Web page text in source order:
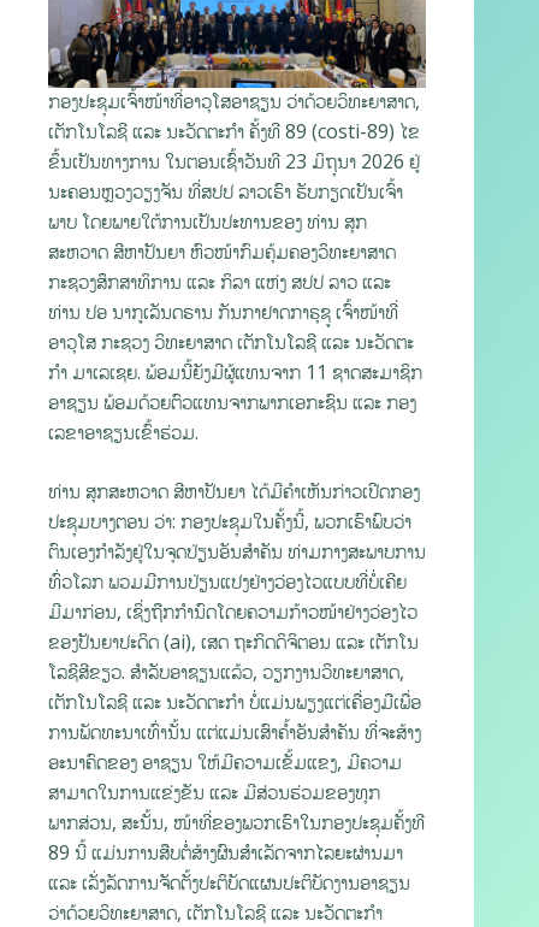
ກອງປະຊຸມເຈົ້າໜ້າທີ່ອາວຸໂສອາຊຽນ ວ່າດ້ວຍວິທະຍາສາດ,
ເຕັກໂນໂລຊີ ແລະ ນະວັດຕະກຳ ຄັ້ງທີ 89 (costi-89) ໄຂ
ຂຶ້ນເປັນທາງການ ໃນຕອນເຊົ້າວັນທີ 23 ມິຖຸນາ 2026 ຢູ່
ນະຄອນຫຼວງວຽງຈັນ ທີ່ສປປ ລາວເຮົາ ຮັບກຽດເປັນເຈົ້າ
ພາບ ໂດຍພາຍໃຕ້ການເປັນປະທານຂອງ ທ່ານ ສຸກ
ສະຫວາດ ສີຫາປັນຍາ ຫົວໜ້າກົມຄຸ້ມຄອງວິທະຍາສາດ
ກະຊວງສຶກສາທິການ ແລະ ກິລາ ແຫ່ງ ສປປ ລາວ ແລະ
ທ່ານ ປອ ນາກູເລັນດຣານ ກັນກາຢາດກາຣຸຊູ ເຈົ້າໜ້າທີ່
ອາວຸໂສ ກະຊວງ ວິທະຍາສາດ ເຕັກໂນໂລຊີ ແລະ ນະວັດຕະ
ກຳ ມາເລເຊຍ. ພ້ອມນີ້ຍັງມີຜູ້ແທນຈາກ 11 ຊາດສະມາຊິກ
ອາຊຽນ ພ້ອມດ້ວຍຕົວແທນຈາກພາກເອກະຊົນ ແລະ ກອງ
ເລຂາອາຊຽນເຂົ້າຮ່ວມ.
ທ່ານ ສຸກສະຫວາດ ສີຫາປັນຍາ ໄດ້ມີຄຳເຫັນກ່າວເປີດກອງ
ປະຊຸມບາງຕອນ ວ່າ: ກອງປະຊຸມໃນຄັ້ງນີ້, ພວກເຮົາພົບວ່າ
ຕົນເອງກຳລັງຢູ່ໃນຈຸດປ່ຽນອັນສຳຄັນ ທ່າມກາງສະພາບການ
ທົ່ວໂລກ ພວມມີການປ່ຽນແປງຢ່າງວ່ອງໄວແບບທີ່ບໍ່ເຄີຍ
ມີມາກ່ອນ, ເຊິ່ງຖືກກຳນົດໂດຍຄວາມກ້າວໜ້າຢ່າງວ່ອງໄວ
ຂອງປັນຍາປະດິດ (ai), ເສດ ຖະກິດດິຈິຕອນ ແລະ ເຕັກໂນ
ໂລຊີສີຂຽວ. ສຳລັບອາຊຽນແລ້ວ, ວຽກງານວິທະຍາສາດ,
ເຕັກໂນໂລຊີ ແລະ ນະວັດຕະກຳ ບໍ່ແມ່ນພຽງແຕ່ເຄື່ອງມືເພື່ອ
ການພັດທະນາເທົ່ານັ້ນ ແຕ່ແມ່ນເສົາຄ້ຳອັນສຳຄັນ ທີ່ຈະສ້າງ
ອະນາຄົດຂອງ ອາຊຽນ ໃຫ້ມີຄວາມເຂັ້ມແຂງ, ມີຄວາມ
ສາມາດໃນການແຂ່ງຂັນ ແລະ ມີສ່ວນຮ່ວມຂອງທຸກ
ພາກສ່ວນ, ສະນັ້ນ, ໜ້າທີ່ຂອງພວກເຮົາໃນກອງປະຊຸມຄັ້ງທີ
89 ນີ້ ແມ່ນການສືບຕໍ່ສ້າງຜົນສຳເລັດຈາກໄລຍະຜ່ານມາ
ແລະ ເລັ່ງລັດການຈັດຕັ້ງປະຕິບັດແຜນປະຕິບັດງານອາຊຽນ
ວ່າດ້ວຍວິທະຍາສາດ, ເຕັກໂນໂລຊີ ແລະ ນະວັດຕະກຳ